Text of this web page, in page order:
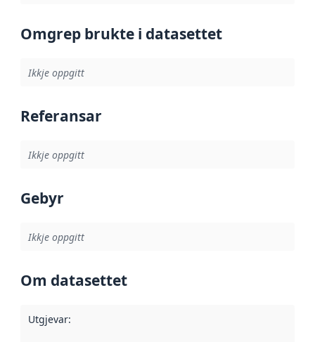
Omgrep brukte i datasettet
Ikkje oppgitt
Referansar
Ikkje oppgitt
Gebyr
Ikkje oppgitt
Om datasettet
Utgjevar: